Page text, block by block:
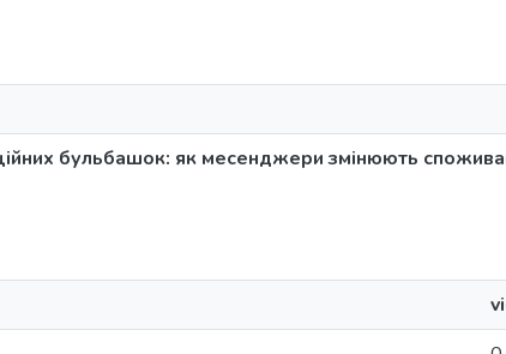
бульбашок: як месенджери змінюють